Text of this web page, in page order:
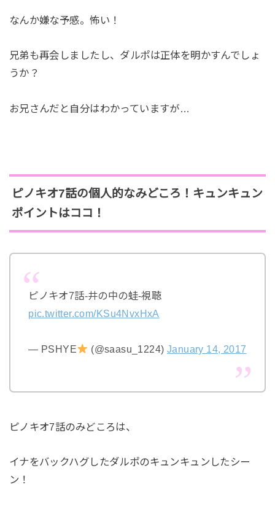
なんか嫌な予感。怖い！
兄弟も再会しましたし、ダルポは正体を明かすんでしょ
うか？
お兄さんだと自分はわかっていますが…
ピノキオ7話の個人的なみどころ！キュンキュン
ポイントはココ！
ピノキオ7話-井の中の蛙-視聴
pic.twitter.com/KSu4NvxHxA
— PSHYE (@saasu_1224) January 14, 2017
ピノキオ7話のみどころは、
イナをバックハグしたダルポのキュンキュンしたシー
ン！